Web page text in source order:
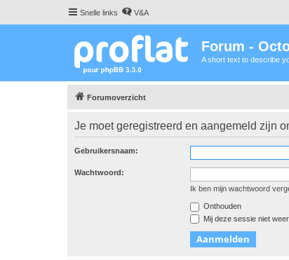
Snelle links V&A
Forum -
A short text to describe
Forumoverzicht
Je moet geregistreerd en aangemeld zijn
Gebruikersnaam:
Wachtwoord:
Ik ben mijn wachtwoord
Onthouden
Mij deze sessie niet